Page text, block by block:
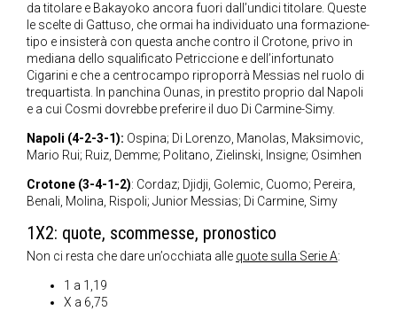
da titolare e Bakayoko ancora fuori dall’undici titolare. Queste
le scelte di Gattuso, che ormai ha individuato una formazione-
tipo e insisterà con questa anche contro il Crotone, privo in
mediana dello squalificato Petriccione e dell’infortunato
Cigarini e che a centrocampo riproporrà Messias nel ruolo di
trequartista. In panchina Ounas, in prestito proprio dal Napoli
e a cui Cosmi dovrebbe preferire il duo Di Carmine-Simy.
Napoli (4-2-3-1): Ospina; Di Lorenzo, Manolas, Maksimovic,
Mario Rui; Ruiz, Demme; Politano, Zielinski, Insigne; Osimhen
Crotone (3-4-1-2): Cordaz; Djidji, Golemic, Cuomo; Pereira,
Benali, Molina, Rispoli; Junior Messias; Di Carmine, Simy
1X2: quote, scommesse, pronostico
Non ci resta che dare un’occhiata alle quote sulla Serie A:
1 a 1,19
X a 6,75